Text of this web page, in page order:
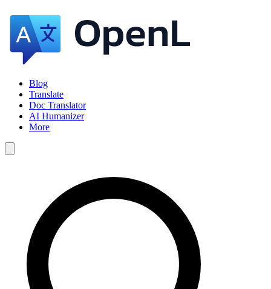
Blog
Translate
Doc Translator
AI Humanizer
More